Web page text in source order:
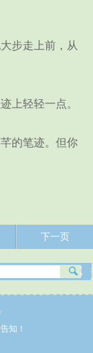
步走上前，从
轻轻一点。
的笔迹。但你
下一页
知！